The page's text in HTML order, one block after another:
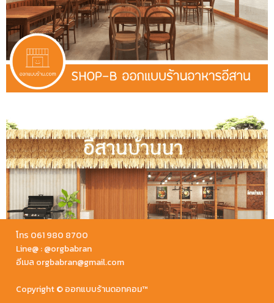
โทร 061 980 8700
Line@ : @orgbabran
อีเมล orgbabran@gmail.com
Copyright © ออกแบบร้านดอทคอม™